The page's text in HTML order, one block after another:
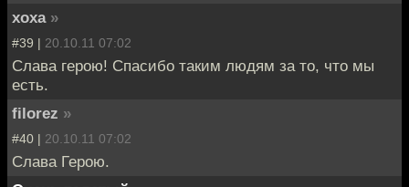
xoxa »
#39 | 20.10.11 07:02
Слава герою! Спасибо таким людям за то, что мы
есть.
filorez »
#40 | 20.10.11 07:02
Слава Герою.